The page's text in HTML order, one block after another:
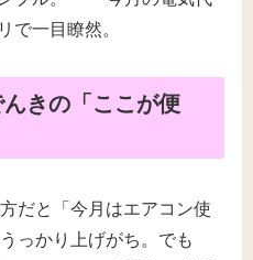
で一目瞭然。
きの「ここが便
だと「今月はエアコン使
っかり上げがち。でも